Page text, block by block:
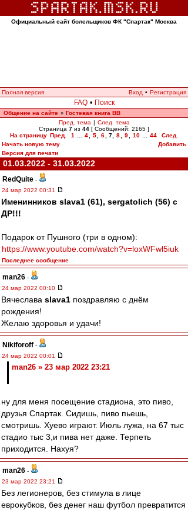
Официальный сайт болельщиков ФК "Спартак" Москва
Полная версия Вход • Регистрация
FAQ • Поиск
Общение на сайте » Гостевая книга ВВ
Пред. тема | След. тема
Страница 7 из 44 [ Сообщений: 2165 ]
На страницу Пред. 1 4 5 6 7 8 9 10 44
След.
Начать новую тему
Добавить
Версия для печати
01.03.2022 - 31.03.2022
RedQuite -
24 мар 2022 00:31
Именинников slava1 (61), sergatolich (56) с
ДР!!!
Подарок от Пушного (три в одном):
https://www.youtube.com/watch?v=loxWFwl5iuk
Последнее сообщение
man26 -
24 мар 2022 00:10
Вячеслава slava1 поздравляю с днём
рождения!
Желаю здоровья и удачи!
Nikiforoff -
24 мар 2022 00:01
man26 » 23 мар 2022 23:21
ну для меня посещение стадиона, это пиво,
друзья Спартак. Сидишь, пиво пьешь,
смотришь. Хуево играют. Июль лужа, на 67 тыс
стадио тыс 3,и пива нет даже. Терпеть
приходится. Нахуя?
man26 -
23 мар 2022 23:21
Без легионеров, без стимула в лице
еврокубков, без денег наш футбол превратится